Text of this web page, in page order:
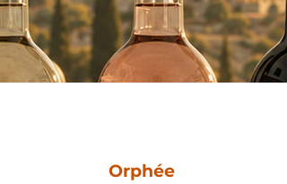
Orphée